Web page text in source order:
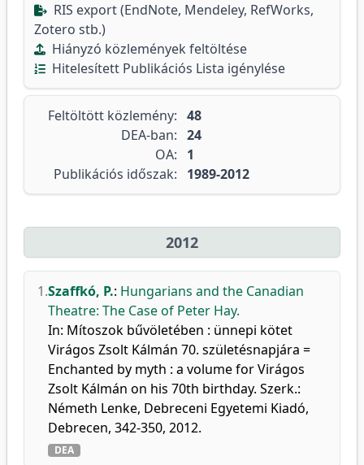
RIS export (EndNote, Mendeley, RefWorks,
Zotero stb.)
Hiányzó közlemények feltöltése
Hitelesített Publikációs Lista igénylése
Feltöltött közlemény: 48
DEA-ban: 24
OA:
1
Publikációs időszak:
1989-2012
2012
1.Szaffkó, P.: Hungarians and the Canadian
Theatre: The Case of Peter Hay.
In: Mítoszok bűvöletében : ünnepi kötet
Virágos Zsolt Kálmán 70. születésnapjára =
Enchanted by myth : a volume for Virágos
Zsolt Kálmán on his 70th birthday. Szerk.:
Németh Lenke, Debreceni Egyetemi Kiadó,
Debrecen, 342-350, 2012.
DEA